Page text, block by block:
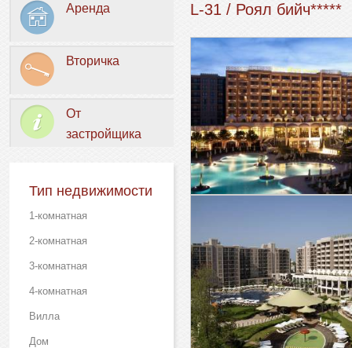
Аренда
Вторичка
От
застройщика
Тип недвижимости
1-комнатная
2-комнатная
3-комнатная
4-комнатная
Вилла
Дом
L-31 / Роял бийч*****